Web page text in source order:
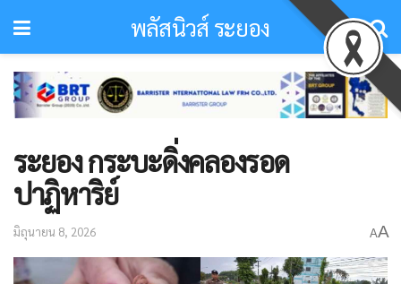
พลัสนิวส์ ระยอง
ระยอง กระบะดิ่งคลองรอด
ปาฏิหาริย์
มิถุนายน 8, 2026 AA